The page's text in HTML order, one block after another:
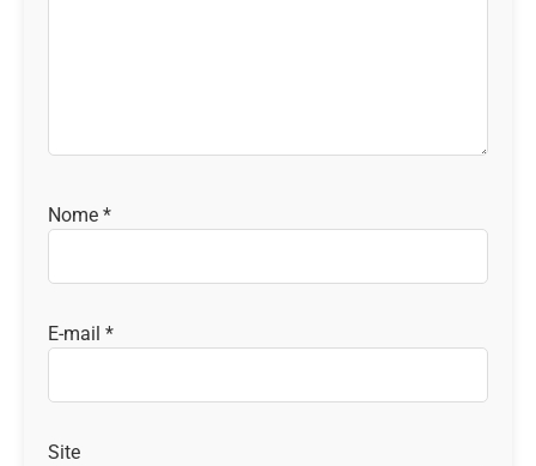
Nome *
E-mail *
Site